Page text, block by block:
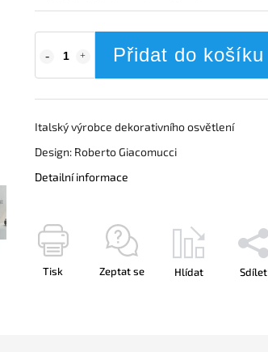
Přidat do košíku
Italský výrobce dekorativního osvětlení
Design: Roberto Giacomucci
Detailní informace
Tisk Zeptat se Hlídat Sdílet